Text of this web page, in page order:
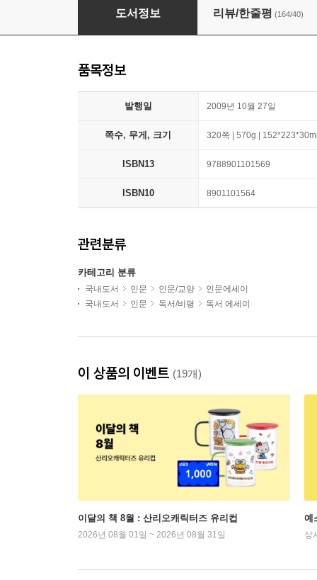
청춘의 독서
도서정보 리뷰/한줄평 (164/40)
품목정보
발행일 2009년 10월 27일
쪽수, 무게, 크기 320쪽 | 570g |
ISBN13 9788901101569
ISBN10 8901101564
관련분류
카테고리 분류
국내도서 인문 인문/교양
인문에세이
국내도서
인문 독서/비평 독서 에세이
이 상품의 이벤트 (19개)
이달의 책 8월 : 산리오캐릭터즈 유리컵
2026년 08월 01일 ~ 2026년 08월 31일
예
상